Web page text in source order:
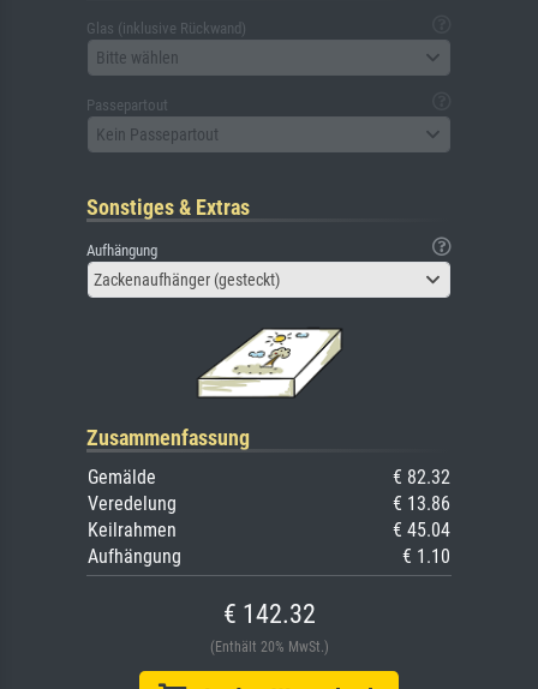
Glas (inklusive Rückwand)
Bitte wählen
Passepartout
Kein Passepartout
Sonstiges & Extras
Aufhängung
Zackenaufhänger (gesteckt)
Zusammenfassung
Gemälde
€ 82.32
Veredelung
€ 13.86
Keilrahmen
€ 45.04
Aufhängung
€ 1.10
€ 142.32
(Enthält 20% MwSt.)